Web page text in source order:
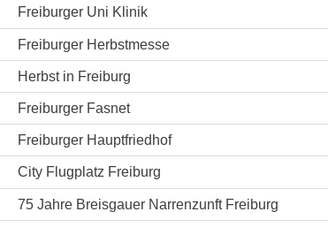
Freiburger Uni Klinik
Freiburger Herbstmesse
Herbst in Freiburg
Freiburger Fasnet
Freiburger Hauptfriedhof
City Flugplatz Freiburg
75 Jahre Breisgauer Narrenzunft Freiburg